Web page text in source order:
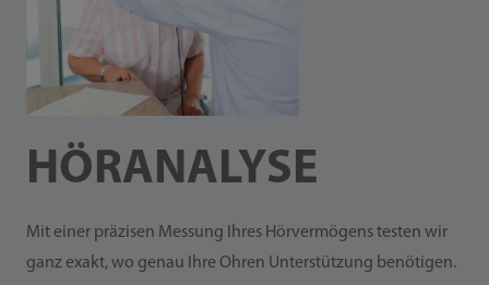
HÖR­ANALYSE
Mit einer präzisen Messung Ihres Hörvermögens testen wir
ganz exakt, wo genau Ihre Ohren Unterstützung benötigen.